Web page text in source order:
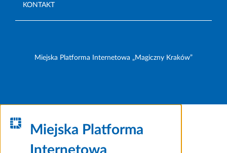
KONTAKT
Miejska Platforma Internetowa „Magiczny Kraków”
Miejska Platforma
Internetowa